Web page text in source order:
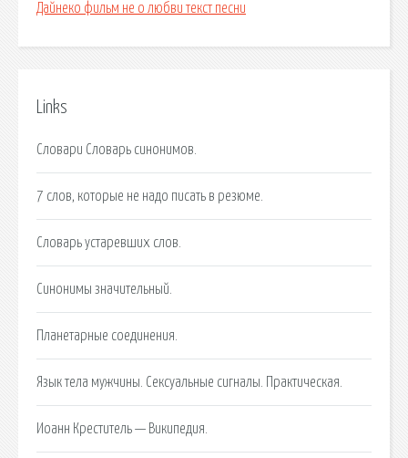
Дайнеко фильм не о любви текст песни
Links
Словари Словарь синонимов.
7 слов, которые не надо писать в резюме.
Словарь устаревших слов.
Синонимы значительный.
Планетарные соединения.
Язык тела мужчины. Сексуальные сигналы. Практическая.
Иоанн Креститель — Википедия.